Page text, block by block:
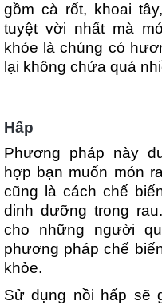
gồm cà rốt, khoai
tuyệt vời nhất mà
khỏe làchúng có
lại không chứa quá
Hấp
Phương pháp này
hợp bạn muốn món
cũng là cách chế
dinh dưỡng trong
cho những người
phương pháp chế
khỏe.
Sử dụng nồi hấp sẽ